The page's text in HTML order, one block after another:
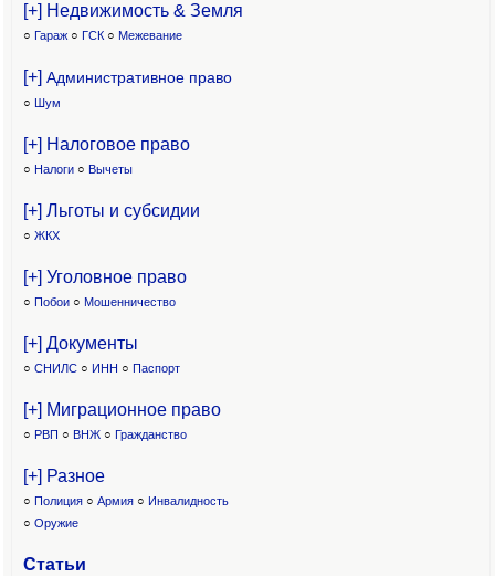
[+] Недвижимость & Земля
○ Гараж ○ ГСК ○ Межевание
[+] Административное право
○ Шум
[+] Налоговое право
○ Налоги ○ Вычеты
[+] Льготы и субсидии
○ ЖКХ
[+] Уголовное право
○ Побои ○ Мошенничество
[+] Документы
○ СНИЛС ○ ИНН ○ Паспорт
[+] Миграционное право
○ РВП ○ ВНЖ ○ Гражданство
[+] Разное
○ Полиция ○ Армия ○ Инвалидность
○ Оружие
Статьи